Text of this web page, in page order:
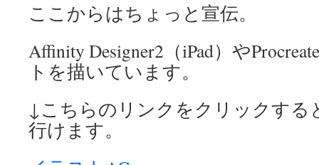
ここからはちょっと宣伝。
Affinity Designer2（iPad）や
トを描いています。
↓こちらのリンクをクリックする
行けます。